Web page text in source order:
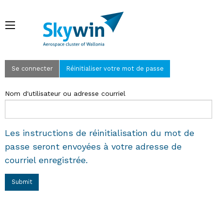
contenu
Fil d'Ariane
Primary
tabs
Se connecter Réinitialiser votre mot de passe
Nom d'utilisateur ou adresse courriel
Les instructions de réinitialisation du mot de
passe seront envoyées à votre adresse de
courriel enregistrée.